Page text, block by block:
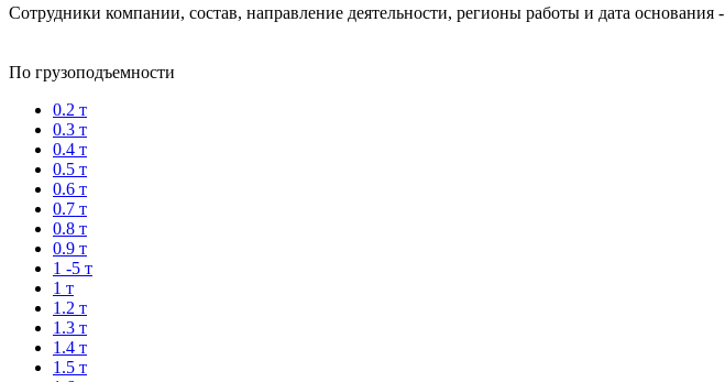
Сотрудники компании, состав, направление деятельности, регионы работы и дата основания -
По грузоподъемности
0.2 т
0.3 т
0.4 т
0.5 т
0.6 т
0.7 т
0.8 т
0.9 т
1 -5 т
1 т
1.2 т
1.3 т
1.4 т
1.5 т